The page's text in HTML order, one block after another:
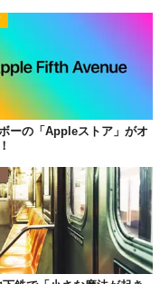
Top image: ©
はずだ。
ーの「Appleストア」がオ